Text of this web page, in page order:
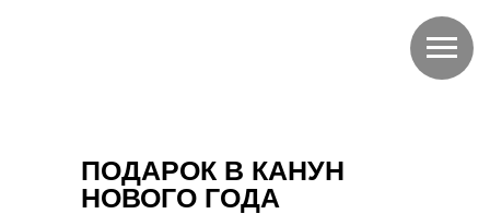
ПОДАРОК В КАНУН
НОВОГО ГОДА